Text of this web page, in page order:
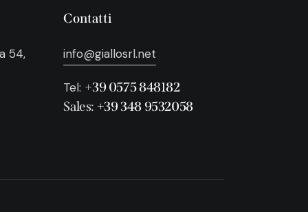
54,
Contatti
info@giallosrl.net
Tel: +39 0575 848182
Sales: +39 348 9532058